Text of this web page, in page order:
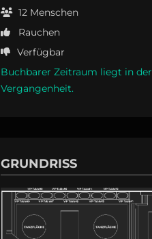
12 Menschen
Rauchen
Verfügbar
Buchbarer Zeitraum liegt in der
Vergangenheit.
GRUNDRISS